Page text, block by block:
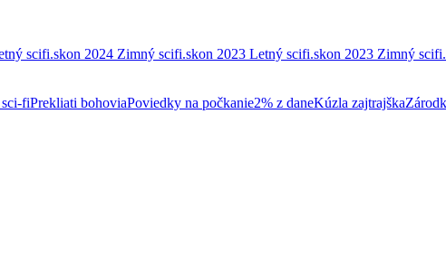
scifi.skon 2024 Zimný scifi.skon 2023 Letný scifi.skon 2023 Zimný
fiPrekliati bohoviaPoviedky na počkanie2% z daneKúzla zajtrajška